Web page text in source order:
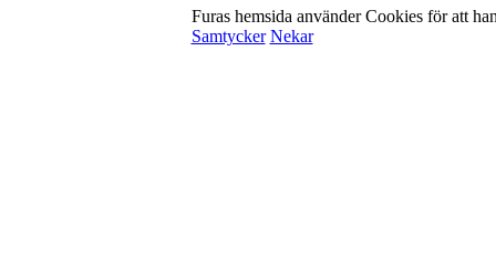
Furas hemsida använder Cookies för att
Samtycker Nekar